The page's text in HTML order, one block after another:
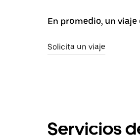
En promedio, un
Solicita un viaje
Servicios